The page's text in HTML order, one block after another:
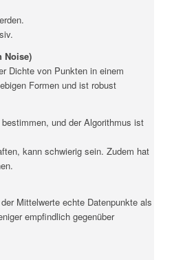
Noise)
Dichte von Punkten in einem
Formen und ist robust
und der Algorithmus ist
kann schwierig sein. Zudem hat
Mittelwerte echte Datenpunkte als
empfindlich gegenüber